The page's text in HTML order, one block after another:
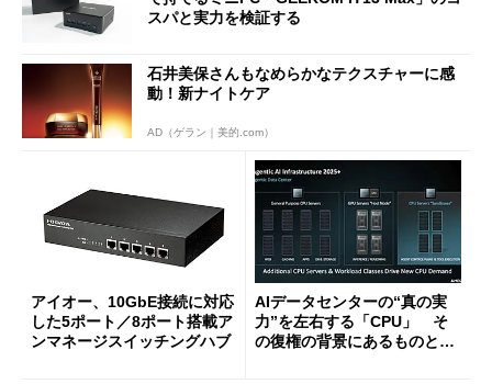
スパと実力を検証する
石井美保さんもなめらかなテクスチャーに感
動！新ナイトケア
AD（ゲラン｜美的.com）
アイオー、10GbE接続に対応
した5ポート／8ポート搭載ア
ンマネージスイッチングハブ
AIデータセンターの“真の実
力”を左右する「CPU」 そ
の復権の背景にあるものと